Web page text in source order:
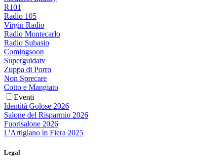
R101
Radio 105
Virgin Radio
Radio Montecarlo
Radio Subasio
Comingsoon
Superguidatv
Zuppa di Porro
Non Sprecare
Cotto e Mangiato
Eventi
Identità Golose 2026
Salone del Risparmio 2026
Fuorisalone 2026
L'Artigiano in Fiera 2025
Legal